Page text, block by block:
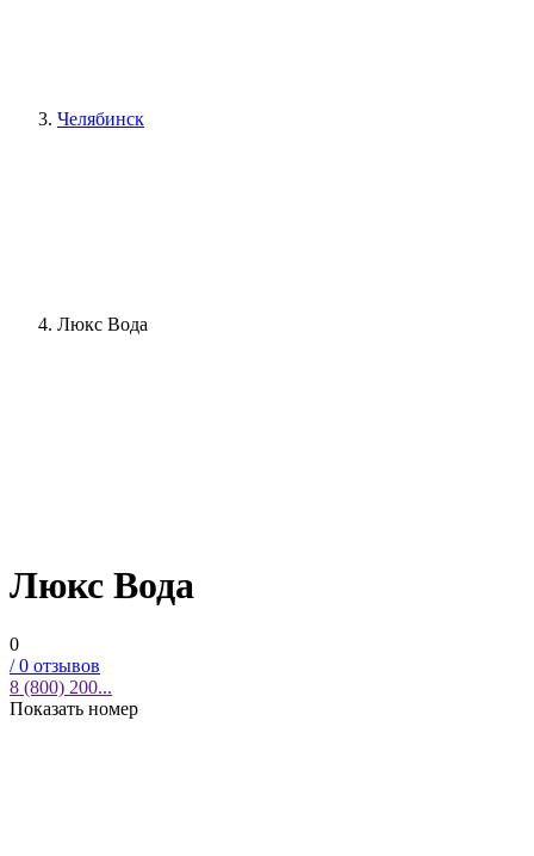
Челябинск
Люкс Вода
Люкс Вода
0
/0 отзывов
8 (800) 200...
Показать номер